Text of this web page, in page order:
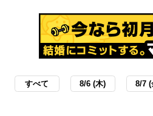
すべて 8/6 (木) 8/7 (